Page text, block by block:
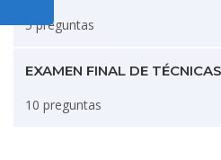
5 preguntas
EXAMEN FINAL DE
10 preguntas